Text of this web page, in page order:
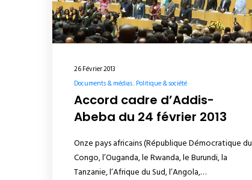
26 Février 2013
Documents & médias Politique & société
Accord cadre d’Addis-
Abeba du 24 février 2013
Onze pays africains (République Démocratique du
Congo, l’Ouganda, le Rwanda, le Burundi, la
Tanzanie, l’Afrique du Sud, l’Angola,…